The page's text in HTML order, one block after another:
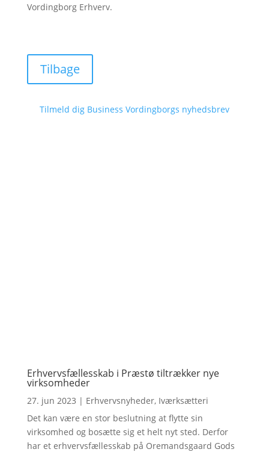
Vordingborg Erhverv.
Tilbage
Tilmeld dig Business Vordingborgs nyhedsbrev
Erhvervsfællesskab i Præstø tiltrækker nye
virksomheder
27. jun 2023 | Erhvervsnyheder, Iværksætteri
Det kan være en stor beslutning at flytte sin
virksomhed og bosætte sig et helt nyt sted. Derfor
har et erhvervsfællesskab på Oremandsgaard Gods